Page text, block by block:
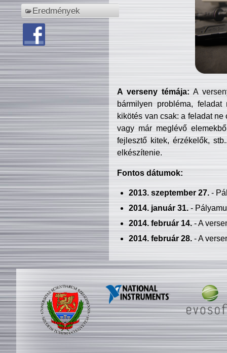
Eredmények
A verseny témája: A
bármilyen probléma, feladat
kikötés van csak: a feladat
vagy már meglévő
fejlesztő kitek, érzékelők,
elkészítenie.
Fontos dátumok:
2013. szeptember 27.-
2014. január 31.-
2014. február 14.- A
2014. február 28.- A